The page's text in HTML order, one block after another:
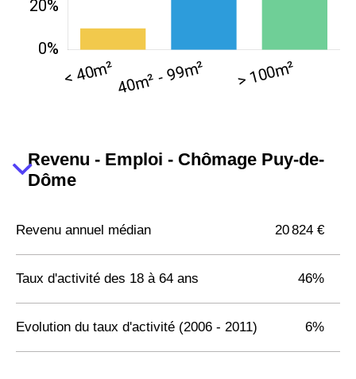
Revenu - Emploi - Chômage Puy-de-
Dôme
Revenu annuel médian 20 824 €
Taux d'activité des 18 à 64 ans 46%
Evolution du taux d'activité (2006 - 2011) 6%